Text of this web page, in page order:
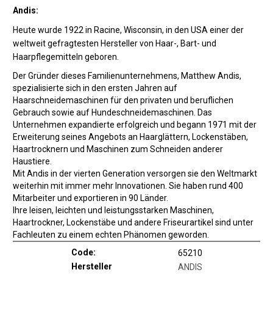
Andis:
Heute wurde 1922 in Racine, Wisconsin, in den USA einer der
weltweit gefragtesten Hersteller von Haar-, Bart- und
Haarpflegemitteln geboren.
Der Gründer dieses Familienunternehmens, Matthew Andis,
spezialisierte sich in den ersten Jahren auf
Haarschneidemaschinen für den privaten und beruflichen
Gebrauch sowie auf Hundeschneidemaschinen. Das
Unternehmen expandierte erfolgreich und begann 1971 mit der
Erweiterung seines Angebots an Haarglättern, Lockenstäben,
Haartrocknern und Maschinen zum Schneiden anderer
Haustiere.
Mit Andis in der vierten Generation versorgen sie den Weltmarkt
weiterhin mit immer mehr Innovationen. Sie haben rund 400
Mitarbeiter und exportieren in 90 Länder.
Ihre leisen, leichten und leistungsstarken Maschinen,
Haartrockner, Lockenstäbe und andere Friseurartikel sind unter
Fachleuten zu einem echten Phänomen geworden.
Code:
65210
Hersteller
ANDIS